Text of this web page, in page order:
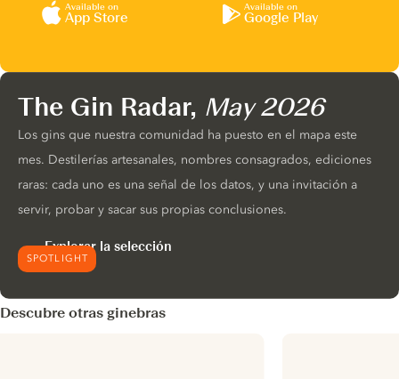
Available on
App Store
Available on
Google Play
SPOTLIGHT
The Gin Radar, May 2026
Los gins que nuestra comunidad ha puesto en el mapa este
mes. Destilerías artesanales, nombres consagrados, ediciones
raras: cada uno es una señal de los datos, y una invitación a
servir, probar y sacar sus propias conclusiones.
Explorar la selección
Descubre otras ginebras